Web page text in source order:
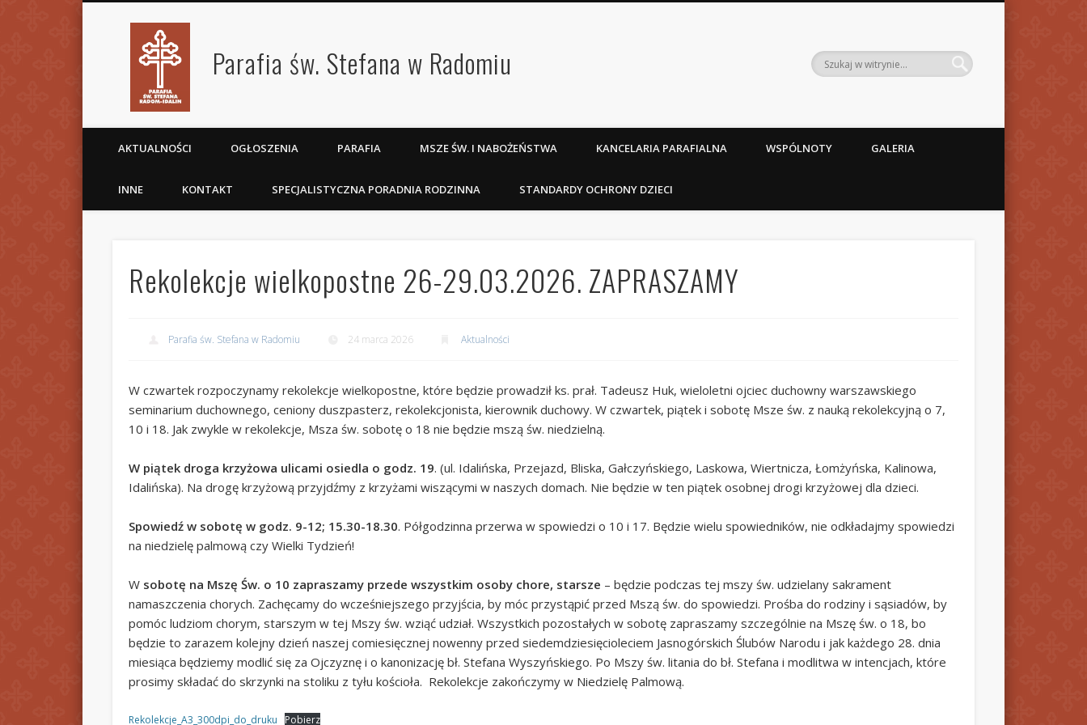
Parafia św. Stefana w Radomiu
AKTUALNOŚCI OGŁOSZENIA PARAFIA MSZE ŚW. I NABOŻEŃSTWA KANCELARIA PARAFIALNA WSPÓLNOTY GALERIA
INNE KONTAKT SPECJALISTYCZNA PORADNIA RODZINNA STANDARDY OCHRONY DZIECI
Rekolekcje wielkopostne 26-29.03.2026. ZAPRASZAMY
Parafia św. Stefana w Radomiu 24 marca 2026 Aktualności
W czwartek rozpoczynamy rekolekcje wielkopostne, które będzie prowadził ks. prał. Tadeusz Huk, wieloletni ojciec duchowny warszawskiego
seminarium duchownego, ceniony duszpasterz, rekolekcjonista, kierownik duchowy. W czwartek, piątek i sobotę Msze św. z nauką rekolekcyjną o 7,
10 i 18. Jak zwykle w rekolekcje, Msza św. sobotę o 18 nie będzie mszą św. niedzielną.
W piątek droga krzyżowa ulicami osiedla o godz. 19. (ul. Idalińska, Przejazd, Bliska, Gałczyńskiego, Laskowa, Wiertnicza, Łomżyńska, Kalinowa,
Idalińska). Na drogę krzyżową przyjdźmy z krzyżami wiszącymi w naszych domach. Nie będzie w ten piątek osobnej drogi krzyżowej dla dzieci.
Spowiedź w sobotę w godz. 9-12; 15.30-18.30. Półgodzinna przerwa w spowiedzi o 10 i 17. Będzie wielu spowiedników, nie odkładajmy spowiedzi
na niedzielę palmową czy Wielki Tydzień!
W sobotę na Mszę Św. o 10 zapraszamy przede wszystkim osoby chore, starsze – będzie podczas tej mszy św. udzielany sakrament
namaszczenia chorych. Zachęcamy do wcześniejszego przyjścia, by móc przystąpić przed Mszą św. do spowiedzi. Prośba do rodziny i sąsiadów, by
pomóc ludziom chorym, starszym w tej Mszy św. wziąć udział. Wszystkich pozostałych w sobotę zapraszamy szczególnie na Mszę św. o 18, bo
będzie to zarazem kolejny dzień naszej comiesięcznej nowenny przed siedemdziesięcioleciem Jasnogórskich Ślubów Narodu i jak każdego 28. dnia
miesiąca będziemy modlić się za Ojczyznę i o kanonizację bł. Stefana Wyszyńskiego. Po Mszy św. litania do bł. Stefana i modlitwa w intencjach, które
prosimy składać do skrzynki na stoliku z tyłu kościoła. Rekolekcje zakończymy w Niedzielę Palmową.
Rekolekcje_A3_300dpi_do_druku Pobierz